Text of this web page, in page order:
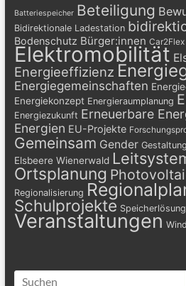
Batteriespeicher Beteiligung
Bidirektionale Ladestation
Bodenschutz Bürger:innen Car2Flex
Elektromobilität
Energieeffizienz
Energiegemeinschaften
Energiekonzept Energieraumplanung
Energiezukunft Erneuerbare
Energien EU-Projekte
Gemeinsam Gender Gestaltung
Elsbeere Wienerwald
Ortsplanung
Regionalisierung
Schulprojekte
Veranstaltungen